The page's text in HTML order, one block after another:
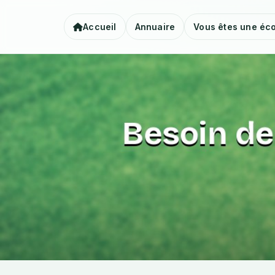
Accueil Annuaire Vous êtes une